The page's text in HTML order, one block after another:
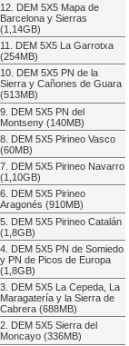
12. DEM 5X5 Mapa de
Barcelona y Sierras
(1,14GB)
11. DEM 5X5 La Garrotxa
(254MB)
10. DEM 5X5 PN de la
Sierra y Cañones de Guara
(513MB)
9. DEM 5X5 PN del
Montseny (140MB)
8. DEM 5X5 Pirineo Vasco
(60MB)
7. DEM 5X5 Pirineo Navarro
(1,10GB)
6. DEM 5X5 Pirineo
Aragonés (910MB)
5. DEM 5X5 Pirineo Catalán
(1,8GB)
4. DEM 5X5 PN de Somiedo
y PN de Picos de Europa
(1,8GB)
3. DEM 5X5 La Cepeda, La
Maragatería y la Sierra de
Cabrera (688MB)
2. DEM 5X5 Sierra del
Moncayo (336MB)